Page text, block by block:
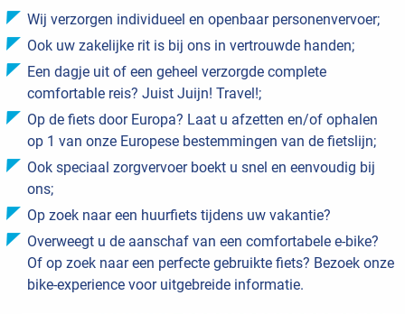
Wij verzorgen individueel en openbaar personenvervoer;
Ook uw zakelijke rit is bij ons in vertrouwde handen;
Een dagje uit of een geheel verzorgde complete
comfortable reis? Juist Juijn! Travel!;
Op de fiets door Europa? Laat u afzetten en/of ophalen
op 1 van onze Europese bestemmingen van de fietslijn;
Ook speciaal zorgvervoer boekt u snel en eenvoudig bij
ons;
Op zoek naar een huurfiets tijdens uw vakantie?
Overweegt u de aanschaf van een comfortabele e-bike?
Of op zoek naar een perfecte gebruikte fiets? Bezoek onze
bike-experience voor uitgebreide informatie.